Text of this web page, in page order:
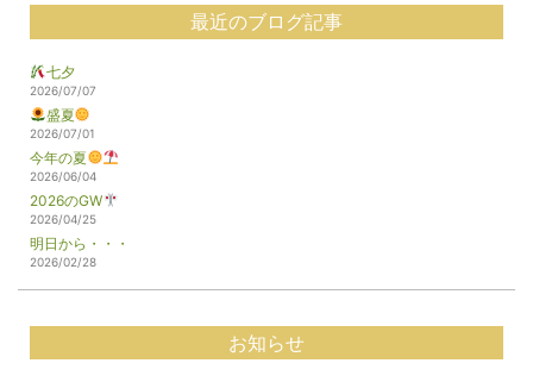
最近のブログ記事
七夕
2026/07/07
盛夏
2026/07/01
今年の夏
2026/06/04
2026のGW
2026/04/25
明日から・・・
2026/02/28
お知らせ